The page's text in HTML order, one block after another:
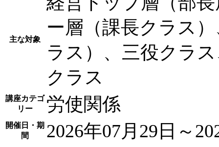
主な対象
ー層（課長クラス
ラス）、三役クラ
クラス
講座カテゴ
リー
労使関係
開催日・期
間
2026年07月29日～